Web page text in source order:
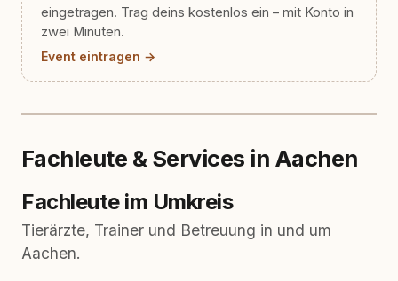
eingetragen. Trag deins kostenlos ein – mit Konto in
zwei Minuten.
Event eintragen →
Fachleute & Services in Aachen
Fachleute im Umkreis
Tierärzte, Trainer und Betreuung in und um
Aachen.